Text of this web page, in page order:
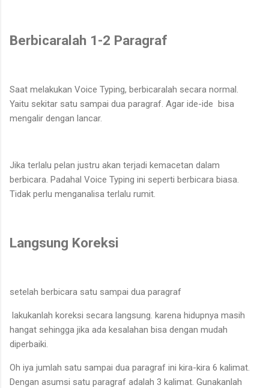
Berbicaralah 1-2 Paragraf
Saat melakukan Voice Typing, berbicaralah secara normal.
Yaitu sekitar satu sampai dua paragraf. Agar ide-ide bisa
mengalir dengan lancar.
Jika terlalu pelan justru akan terjadi kemacetan dalam
berbicara. Padahal Voice Typing ini seperti berbicara biasa.
Tidak perlu menganalisa terlalu rumit.
Langsung Koreksi
setelah berbicara satu sampai dua paragraf
lakukanlah koreksi secara langsung. karena hidupnya masih
hangat sehingga jika ada kesalahan bisa dengan mudah
diperbaiki.
Oh iya jumlah satu sampai dua paragraf ini kira-kira 6 kalimat.
Dengan asumsi satu paragraf adalah 3 kalimat. Gunakanlah